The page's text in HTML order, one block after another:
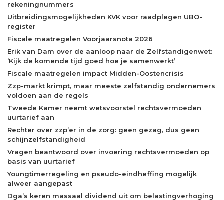
rekeningnummers
Uitbreidingsmogelijkheden KVK voor raadplegen UBO-
register
Fiscale maatregelen Voorjaarsnota 2026
Erik van Dam over de aanloop naar de Zelfstandigenwet:
‘Kijk de komende tijd goed hoe je samenwerkt’
Fiscale maatregelen impact Midden-Oostencrisis
Zzp-markt krimpt, maar meeste zelfstandig ondernemers
voldoen aan de regels
Tweede Kamer neemt wetsvoorstel rechtsvermoeden
uurtarief aan
Rechter over zzp’er in de zorg: geen gezag, dus geen
schijnzelfstandigheid
Vragen beantwoord over invoering rechtsvermoeden op
basis van uurtarief
Youngtimerregeling en pseudo-eindheffing mogelijk
alweer aangepast
Dga’s keren massaal dividend uit om belastingverhoging